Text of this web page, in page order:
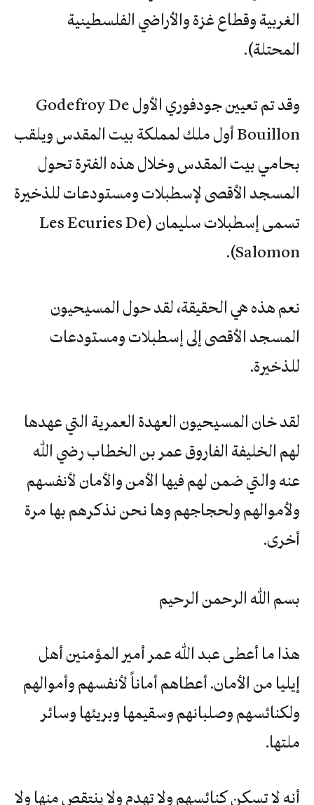
الغربية وقطاع غزة والأراضي الفلسطينية
المحتلة).
وقد تم تعيين جودفوري الأول Godefroy De
Bouillon أول ملك لمملكة بيت المقدس ويلقب
بحامي بيت المقدس وخلال هذه الفترة تحول
المسجد الأقصى لإسطبلات ومستودعات للذخيرة
تسمى إسطبلات سليمان (Les Ecuries De
Salomon).
نعم هذه هي الحقيقة، لقد حول المسيحيون
المسجد الأقصى إلى إسطبلات ومستودعات
للذخيرة.
لقد خان المسيحيون العهدة العمرية التي عهدها
لهم الخليفة الفاروق عمر بن الخطاب رضي الله
عنه والتي ضمن لهم فيها الأمن والأمان لأنفسهم
ولأموالهم ولحجاجهم وها نحن نذكرهم بها مرة
أخرى.
بسم الله الرحمن الرحيم
هذا ما أعطى عبد الله عمر أمير المؤمنين أهل
إيليا من الأمان. أعطاهم أماناً لأنفسهم وأموالهم
ولكنائسهم وصلبانهم وسقيمها وبريئها وسائر
ملتها.
أنه لا تسكن كنائسهم ولا تهدم ولا ينتقص منها ولا